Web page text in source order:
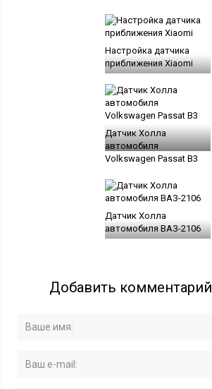
Настройка датчика
приближения Xiaomi
Датчик Холла
автомобиля
Volkswagen Passat B3
Датчик Холла
автомобиля ВАЗ-2106
Добавить комментарий